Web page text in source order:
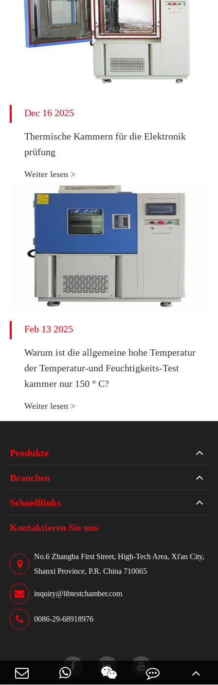
Dec 16 2025
Thermische Kammern für die Elektronik
prüfung
Weiter lesen >
Feb 13 2025
Warum ist die allgemeine hohe Temperatur
der Temperatur-und Feuchtigkeits-Test
kammer nur 150 ° C?
Weiter lesen >
Produkte
Branchen
Schnelllinks
Kontaktieren Sie uns
No.6 Zhangba First Street, High-Tech Area, Xi'an City,
Shanxi Province, P.R. China 710065
inquiry@libtestchamber.com
0086-29-68918976